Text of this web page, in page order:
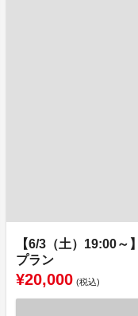
【6/3（土）19:00～
プラン
¥20,000 (税込)